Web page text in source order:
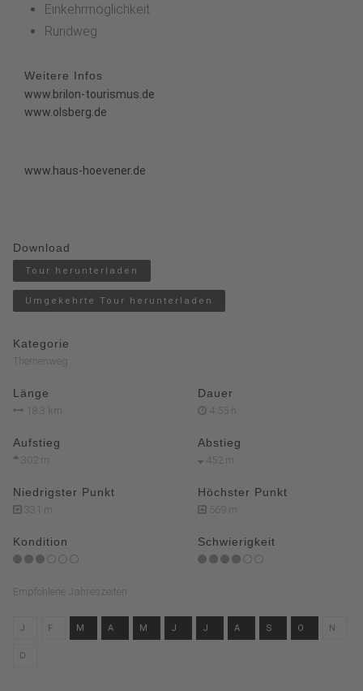
Einkehrmöglichkeit
Rundweg
Weitere Infos
www.brilon-tourismus.de
www.olsberg.de
www.haus-hoevener.de
Download
Tour herunterladen
Umgekehrte Tour herunterladen
Kategorie
Themenweg
Länge
18.3 km
Dauer
4:55 h
Aufstieg
302 m
Abstieg
452 m
Niedrigster Punkt
331 m
Höchster Punkt
569 m
Kondition Schwierigkeit
Empfohlene Jahreszeiten
J F M A M J J A S O N
D